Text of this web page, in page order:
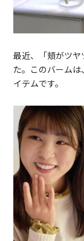
最近、「頬がツ
た。このバーム
イテムです。